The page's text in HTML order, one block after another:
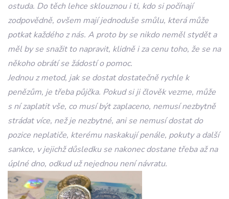
ostuda. Do těch lehce sklouznou i ti, kdo si počínají
zodpovědně, ovšem mají jednoduše smůlu, která může
potkat každého z nás. A proto by se nikdo neměl stydět a
měl by se snažit to napravit, klidně i za cenu toho, že se na
někoho obrátí se žádostí o pomoc.
Jednou z metod, jak se dostat dostatečně rychle k
penězům, je třeba půjčka. Pokud si ji člověk vezme, může
s ní zaplatit vše, co musí být zaplaceno, nemusí nezbytně
strádat více, než je nezbytné, ani se nemusí dostat do
pozice neplatiče, kterému naskakují penále, pokuty a další
sankce, v jejichž důsledku se nakonec dostane třeba až na
úplné dno, odkud už nejednou není návratu.